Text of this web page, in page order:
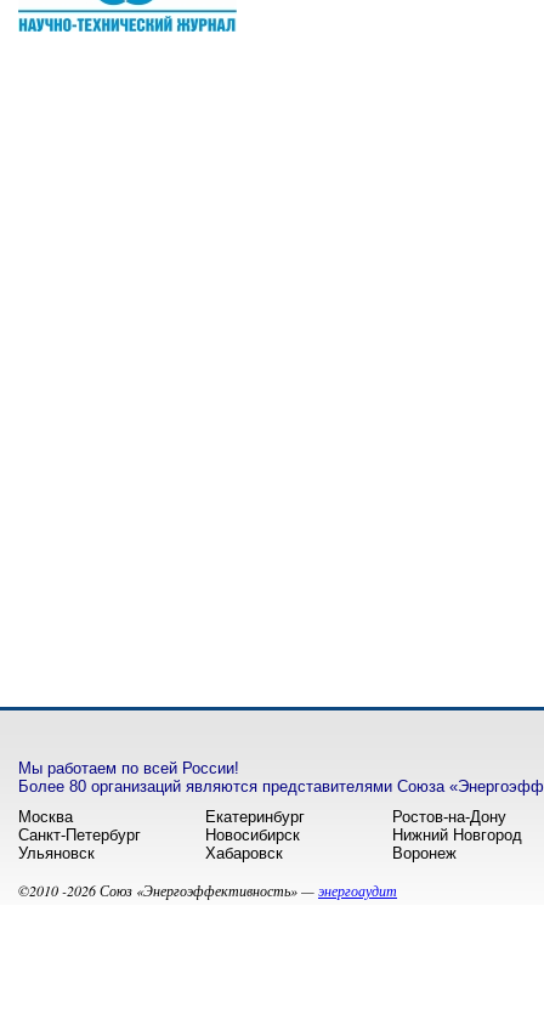
Мы работаем по всей России!
Более 80 организаций являются представителями Союза
Москва
Екатеринбург
Ростов-на-Дону
Санкт-Петербург
Новосибирск
Нижний Новгород
Ульяновск
Хабаровск Воронеж
©2010 -2026 Союз «Энергоэффективность» —энергоаудит